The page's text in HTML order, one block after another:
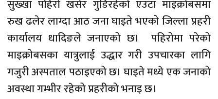
सुख्खा पहिरो खसेर गुडिरहेको एउटा माइक्रोबसमा
रुख ढलेर लाग्दा आठ जना घाइते भएको जिल्ला प्रहरी
कार्यालय धादिङले जनाएको छ। पहिरोमा परेको
माइक्रोबसका यात्रुलाई उद्धार गरी उपचारका लागि
गजुरी अस्पताल पठाइएको छ। घाइते मध्ये एक जनाको
अवस्था गम्भीर रहेको प्रहरीको भनाइ छ।